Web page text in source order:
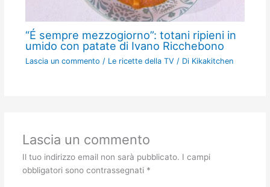
“É sempre mezzogiorno”: totani ripieni in
umido con patate di Ivano Ricchebono
Lascia un commento / Le ricette della TV / Di Kikakitchen
Lascia un commento
Il tuo indirizzo email non sarà pubblicato. I campi
obbligatori sono contrassegnati *